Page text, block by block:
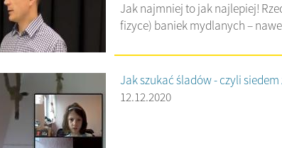
Jak najmniej to jak najlepiej!
fizyce) baniek mydlanych –
Jak szukać śladów - czyli siedem
12.12.2020